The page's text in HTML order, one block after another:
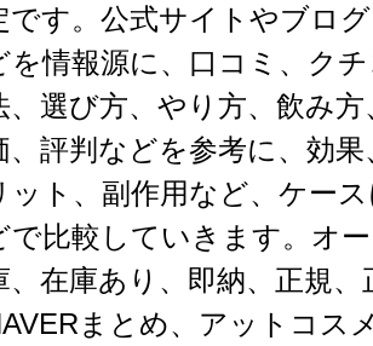
です。公式サイトやブロ
を情報源に、口コミ、ク
、選び方、やり方、飲み
、評判などを参考に、効
ット、副作用など、ケー
で比較していきます。オ
、在庫あり、即納、正規
まとめ、アットコス